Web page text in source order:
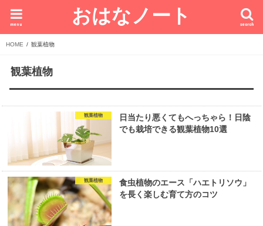
おはなノート search
menu
HOME 観葉植物
観葉植物
観葉植物
日当たり悪くてもへっちゃら！日陰
でも栽培できる観葉植物10選
観葉植物
食虫植物のエース「ハエトリソウ」
を長く楽しむ育て方のコツ